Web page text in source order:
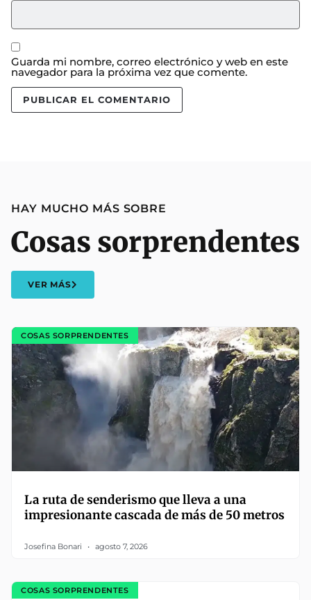
Guarda mi nombre, correo electrónico y web en este
navegador para la próxima vez que comente.
HAY MUCHO MÁS SOBRE
Cosas sorprendentes
VER MÁS
COSAS SORPRENDENTES
La ruta de senderismo que lleva a una
impresionante cascada de más de 50 metros
Josefina Bonari agosto 7, 2026
COSAS SORPRENDENTES